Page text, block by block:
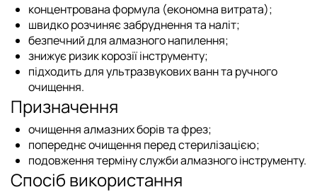
концентрована формула (економна витрата);
швидко розчиняє забруднення та наліт;
безпечний для алмазного напилення;
знижує ризик корозії інструменту;
підходить для ультразвукових ванн та ручного
очищення.
Призначення
очищення алмазних борів та фрез;
попереднє очищення перед стерилізацією;
подовження терміну служби алмазного інструменту.
Спосіб використання